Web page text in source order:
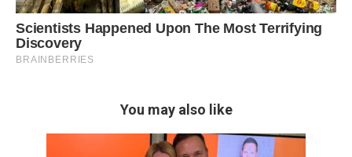
You may also like